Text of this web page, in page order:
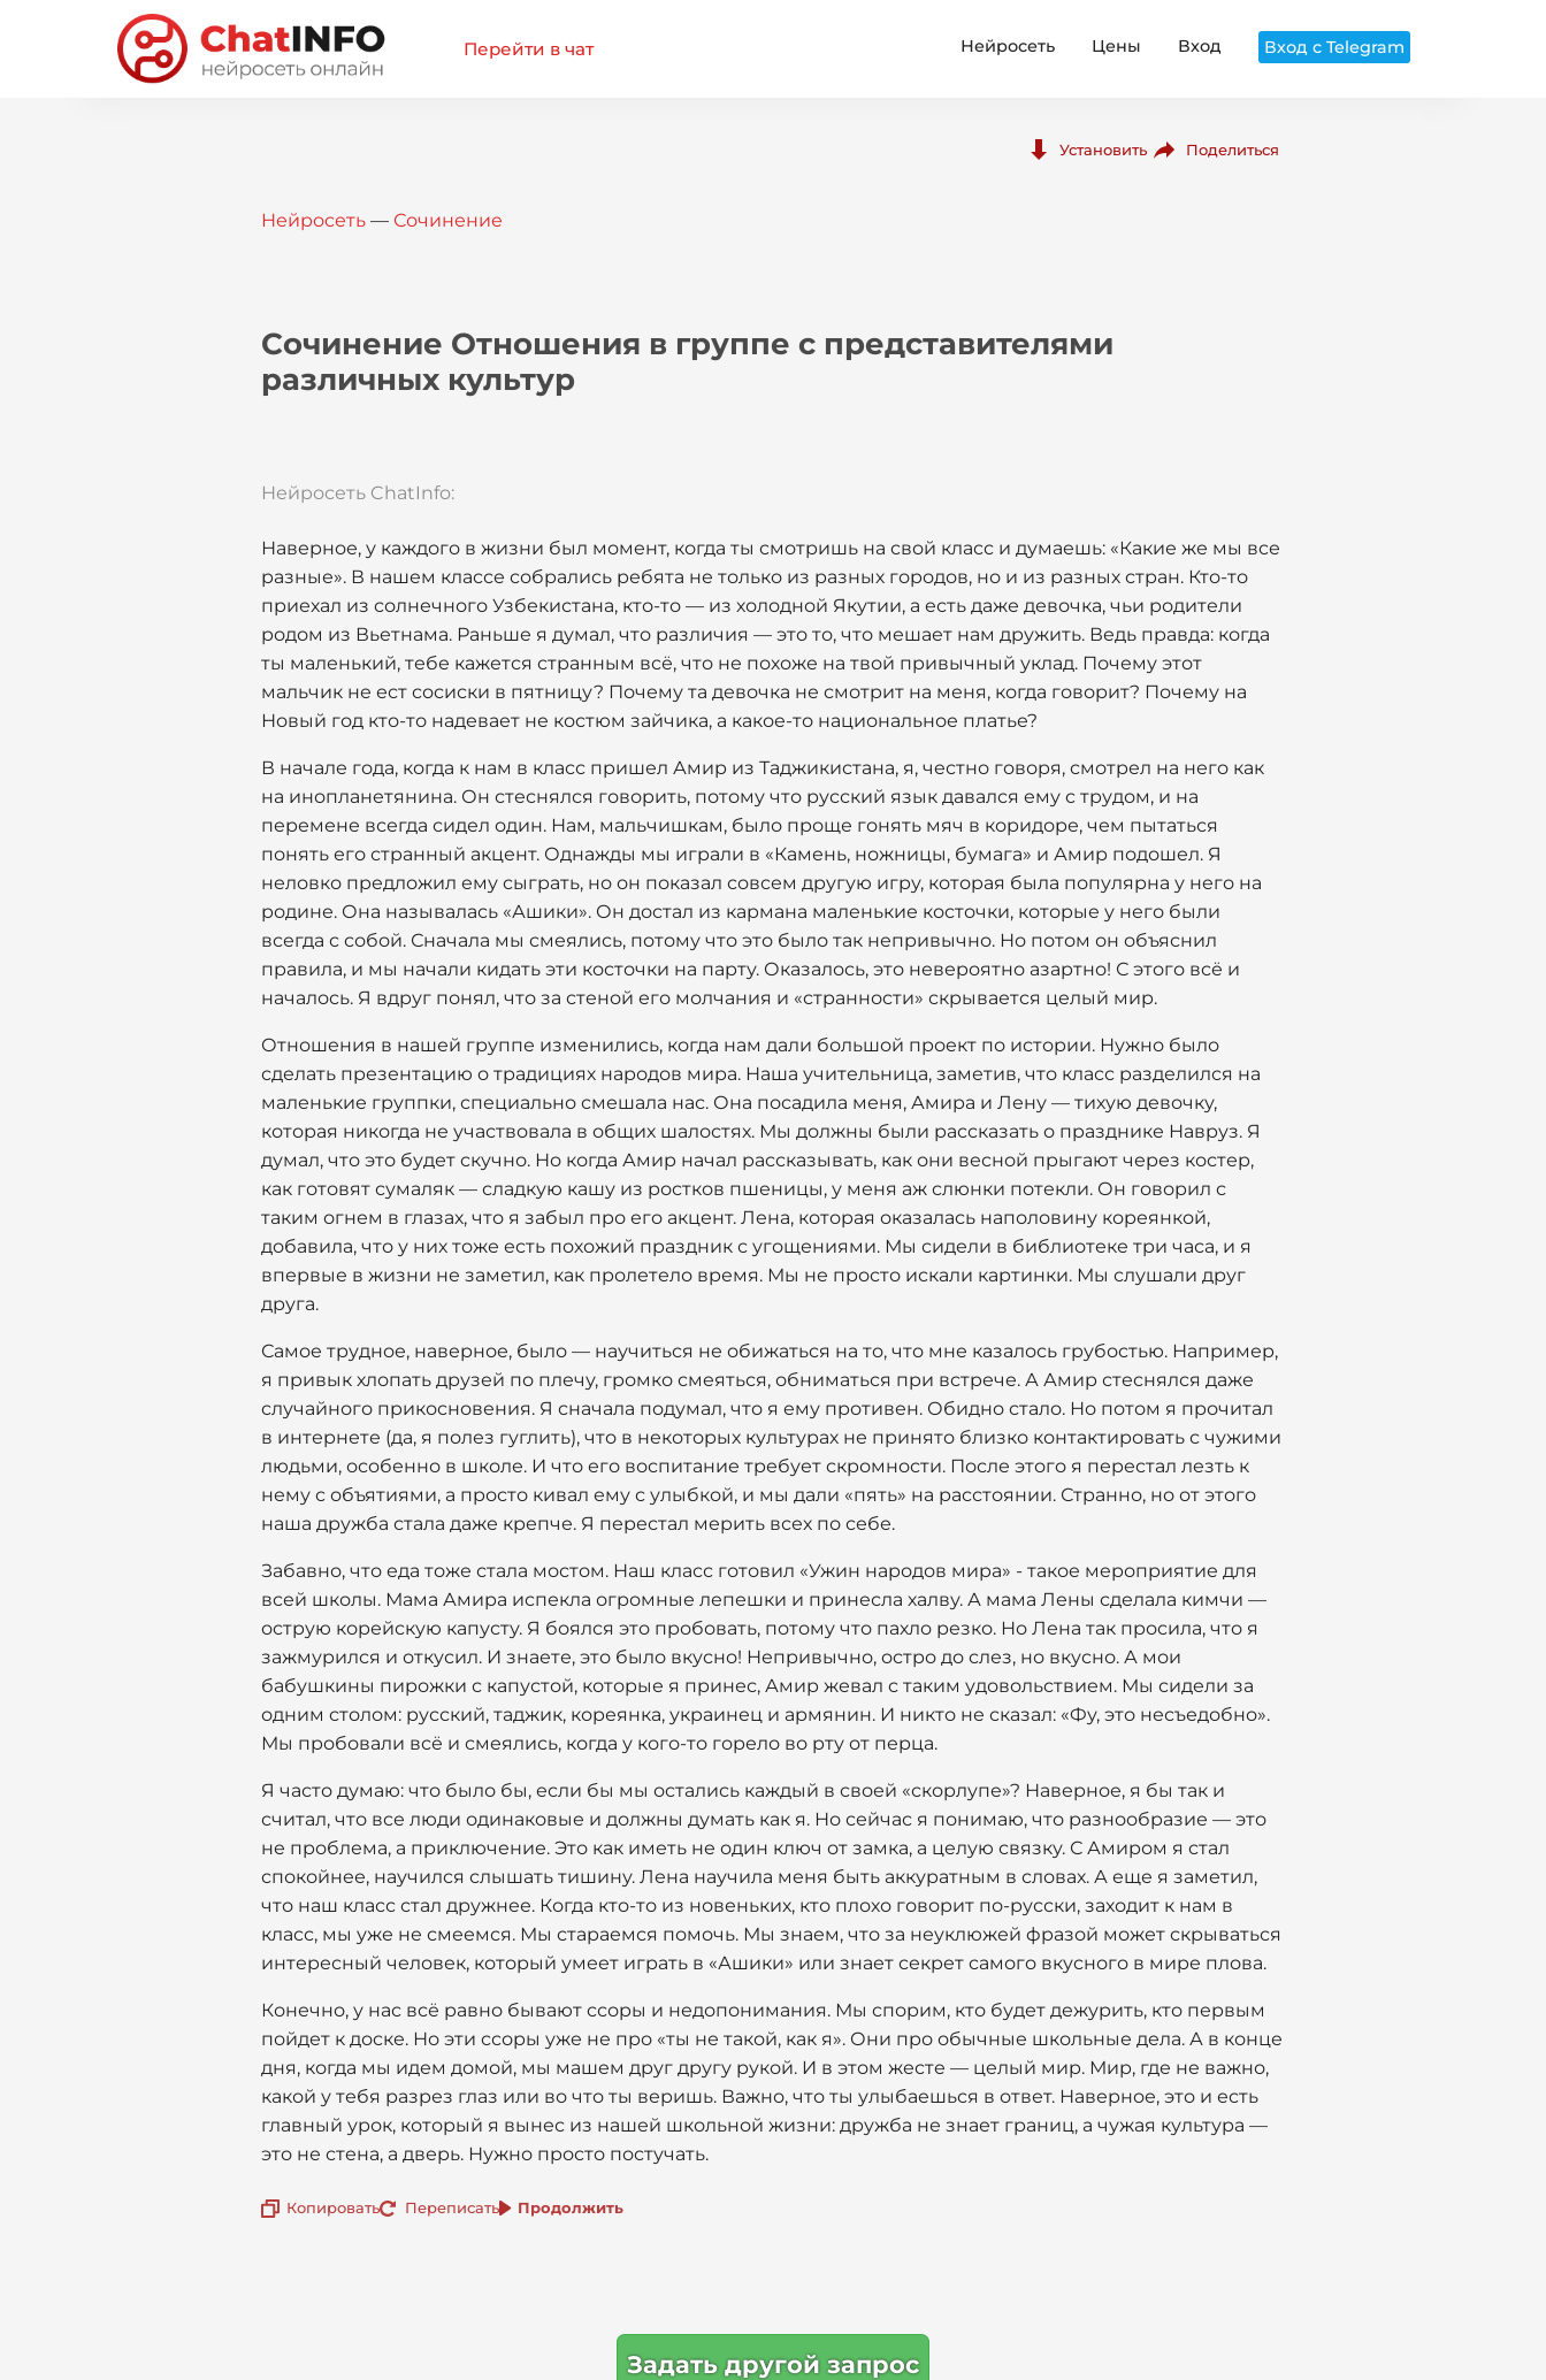
Перейти в чат Нейросеть Цены Вход Вход с Telegram
Установить Поделиться
Нейросеть — Сочинение
Сочинение Отношения в группе с представителями
различных культур
Нейросеть ChatInfo:
Наверное, у каждого в жизни был момент, когда ты смотришь на свой класс и думаешь: «Какие же мы все
разные». В нашем классе собрались ребята не только из разных городов, но и из разных стран. Кто-то
приехал из солнечного Узбекистана, кто-то — из холодной Якутии, а есть даже девочка, чьи родители
родом из Вьетнама. Раньше я думал, что различия — это то, что мешает нам дружить. Ведь правда: когда
ты маленький, тебе кажется странным всё, что не похоже на твой привычный уклад. Почему этот
мальчик не ест сосиски в пятницу? Почему та девочка не смотрит на меня, когда говорит? Почему на
Новый год кто-то надевает не костюм зайчика, а какое-то национальное платье?
В начале года, когда к нам в класс пришел Амир из Таджикистана, я, честно говоря, смотрел на него как
на инопланетянина. Он стеснялся говорить, потому что русский язык давался ему с трудом, и на
перемене всегда сидел один. Нам, мальчишкам, было проще гонять мяч в коридоре, чем пытаться
понять его странный акцент. Однажды мы играли в «Камень, ножницы, бумага» и Амир подошел. Я
неловко предложил ему сыграть, но он показал совсем другую игру, которая была популярна у него на
родине. Она называлась «Ашики». Он достал из кармана маленькие косточки, которые у него были
всегда с собой. Сначала мы смеялись, потому что это было так непривычно. Но потом он объяснил
правила, и мы начали кидать эти косточки на парту. Оказалось, это невероятно азартно! С этого всё и
началось. Я вдруг понял, что за стеной его молчания и «странности» скрывается целый мир.
Отношения в нашей группе изменились, когда нам дали большой проект по истории. Нужно было
сделать презентацию о традициях народов мира. Наша учительница, заметив, что класс разделился на
маленькие группки, специально смешала нас. Она посадила меня, Амира и Лену — тихую девочку,
которая никогда не участвовала в общих шалостях. Мы должны были рассказать о празднике Навруз. Я
думал, что это будет скучно. Но когда Амир начал рассказывать, как они весной прыгают через костер,
как готовят сумаляк — сладкую кашу из ростков пшеницы, у меня аж слюнки потекли. Он говорил с
таким огнем в глазах, что я забыл про его акцент. Лена, которая оказалась наполовину кореянкой,
добавила, что у них тоже есть похожий праздник с угощениями. Мы сидели в библиотеке три часа, и я
впервые в жизни не заметил, как пролетело время. Мы не просто искали картинки. Мы слушали друг
друга.
Самое трудное, наверное, было — научиться не обижаться на то, что мне казалось грубостью. Например,
я привык хлопать друзей по плечу, громко смеяться, обниматься при встрече. А Амир стеснялся даже
случайного прикосновения. Я сначала подумал, что я ему противен. Обидно стало. Но потом я прочитал
в интернете (да, я полез гуглить), что в некоторых культурах не принято близко контактировать с чужими
людьми, особенно в школе. И что его воспитание требует скромности. После этого я перестал лезть к
нему с объятиями, а просто кивал ему с улыбкой, и мы дали «пять» на расстоянии. Странно, но от этого
наша дружба стала даже крепче. Я перестал мерить всех по себе.
Забавно, что еда тоже стала мостом. Наш класс готовил «Ужин народов мира» - такое мероприятие для
всей школы. Мама Амира испекла огромные лепешки и принесла халву. А мама Лены сделала кимчи —
острую корейскую капусту. Я боялся это пробовать, потому что пахло резко. Но Лена так просила, что я
зажмурился и откусил. И знаете, это было вкусно! Непривычно, остро до слез, но вкусно. А мои
бабушкины пирожки с капустой, которые я принес, Амир жевал с таким удовольствием. Мы сидели за
одним столом: русский, таджик, кореянка, украинец и армянин. И никто не сказал: «Фу, это несъедобно».
Мы пробовали всё и смеялись, когда у кого-то горело во рту от перца.
Я часто думаю: что было бы, если бы мы остались каждый в своей «скорлупе»? Наверное, я бы так и
считал, что все люди одинаковые и должны думать как я. Но сейчас я понимаю, что разнообразие — это
не проблема, а приключение. Это как иметь не один ключ от замка, а целую связку. С Амиром я стал
спокойнее, научился слышать тишину. Лена научила меня быть аккуратным в словах. А еще я заметил,
что наш класс стал дружнее. Когда кто-то из новеньких, кто плохо говорит по-русски, заходит к нам в
класс, мы уже не смеемся. Мы стараемся помочь. Мы знаем, что за неуклюжей фразой может скрываться
интересный человек, который умеет играть в «Ашики» или знает секрет самого вкусного в мире плова.
Конечно, у нас всё равно бывают ссоры и недопонимания. Мы спорим, кто будет дежурить, кто первым
пойдет к доске. Но эти ссоры уже не про «ты не такой, как я». Они про обычные школьные дела. А в конце
дня, когда мы идем домой, мы машем друг другу рукой. И в этом жесте — целый мир. Мир, где не важно,
какой у тебя разрез глаз или во что ты веришь. Важно, что ты улыбаешься в ответ. Наверное, это и есть
главный урок, который я вынес из нашей школьной жизни: дружба не знает границ, а чужая культура —
это не стена, а дверь. Нужно просто постучать.
Копировать Переписать Продолжить
Задать другой запрос